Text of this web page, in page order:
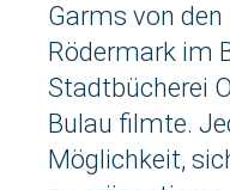
Garms von
Rödermark im
Stadtbücherei
Bulau filmte.
Möglichkeit,